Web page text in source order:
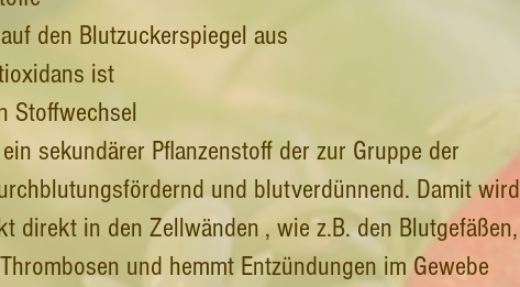
den Blutzuckerspiegel aus
ist
Stoffwechsel
sekundärer Pflanzenstoff der zur Gruppe der
und blutverdünnend. Damit wird
direkt in den Zellwänden , wie z.B. den Blutgefäßen,
und hemmt Entzündungen im Gewebe